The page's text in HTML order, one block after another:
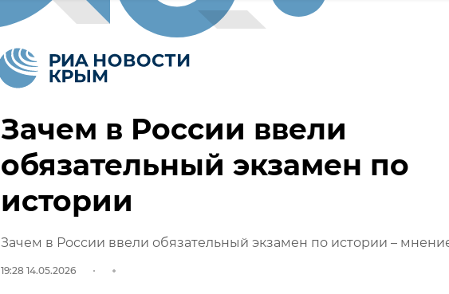
Зачем в России ввели
обязательный экзамен по
истории
Зачем в России ввели обязательный экзамен по истории –
19:28 14.05.2026